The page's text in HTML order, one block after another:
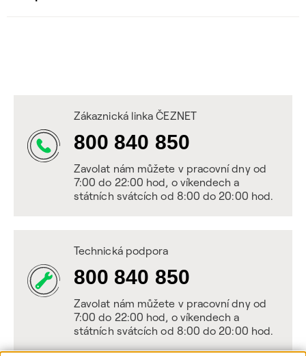
Zákaznická linka ČEZNET
800 840 850
Zavolat nám můžete v pracovní dny od
7:00 do 22:00 hod, o víkendech a
státních svátcích od 8:00 do 20:00 hod.
Technická podpora
800 840 850
Zavolat nám můžete v pracovní dny od
7:00 do 22:00 hod, o víkendech a
státních svátcích od 8:00 do 20:00 hod.